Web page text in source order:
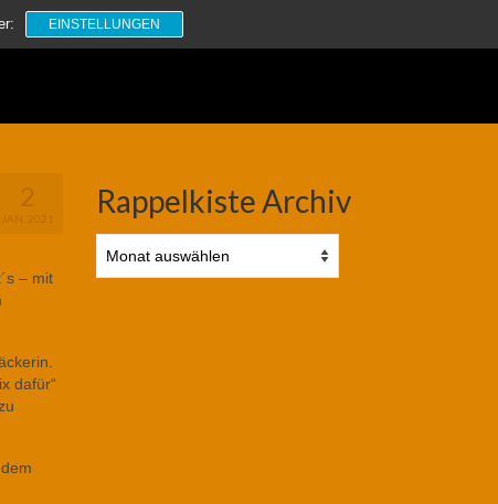
Suchen
nach:
2
JAN. 2021
– mit
dafür“
Rappelkiste Archiv
Archiv
EINSTELLUNGEN